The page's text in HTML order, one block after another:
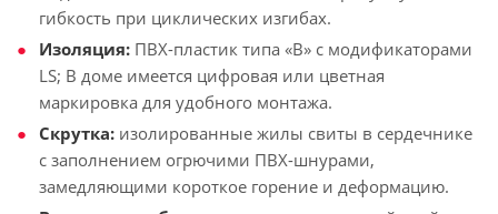
гибкость при циклических изгибах.
Изоляция: ПВХ-пластик типа «В» с модификаторами
LS; В доме имеется цифровая или цветная
маркировка для удобного монтажа.
Скрутка: изолированные жилы свиты в сердечнике
с заполнением огрючими ПВХ-шнурами,
замедляющими короткое горение и деформацию.